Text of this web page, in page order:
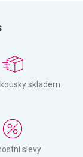
skladem
slevy